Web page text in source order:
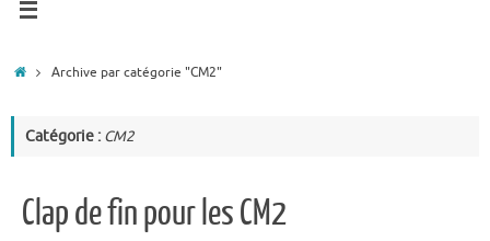
AccueilArchive par catégorie "CM2"
Catégorie : CM2
Clap de fin pour les CM2